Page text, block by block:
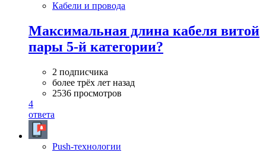
Кабели и провода
Максимальная длина кабеля витой
пары 5-й категории?
2 подписчика
более трёх лет назад
2536 просмотров
4
ответа
Push-технологии